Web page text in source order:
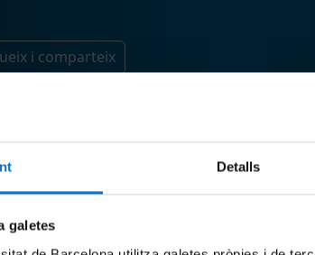
Detalls
galetes
i comparteix